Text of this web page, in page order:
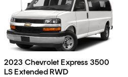
2023 Chevrolet Express 3500
LS Extended RWD